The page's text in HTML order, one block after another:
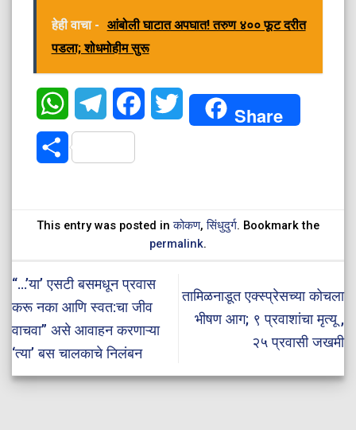
हेही वाचा - आंबोली घाटात अपघात! तरुण ४०० फूट दरीत
पडला; शोधमोहीम सुरू
WhatsAppTelegramFacebookTwitter Share
Share
This entry was posted inकोकण,सिंधुदुर्ग. Bookmark the
permalink.
“…’या’ एसटी बसमधून प्रवास
करू नका आणि स्वत:चा जीव
वाचवा” असे आवाहन करणाऱ्या
‘त्या’ बस चालकाचे निलंबन
तामिळनाडूत एक्स्प्रेसच्या कोचला
भीषण आग; ९ प्रवाशांचा मृत्यू ,
२५ प्रवासी जखमी